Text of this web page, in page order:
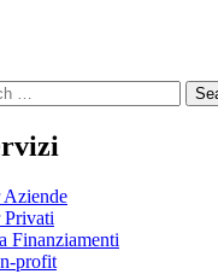
Aziende
Privati
Finanziamenti
profit